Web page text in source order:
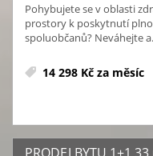
Pohybujete se v oblasti
prostory k poskytnutí
spoluobčanů? Neváhejte
14 298 Kč za měsíc